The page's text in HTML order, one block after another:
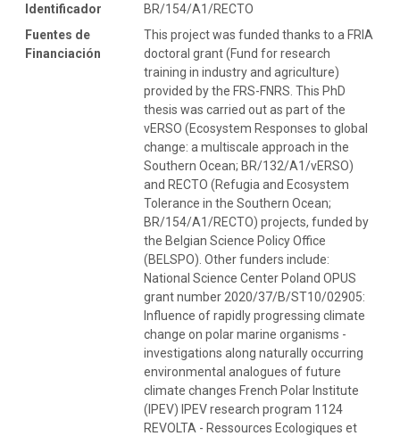
Identificador
BR/154/A1/RECTO
Fuentes de
Financiación
This project was funded thanks to a FRIA
doctoral grant (Fund for research
training in industry and agriculture)
provided by the FRS-FNRS. This PhD
thesis was carried out as part of the
vERSO (Ecosystem Responses to global
change: a multiscale approach in the
Southern Ocean; BR/132/A1/vERSO)
and RECTO (Refugia and Ecosystem
Tolerance in the Southern Ocean;
BR/154/A1/RECTO) projects, funded by
the Belgian Science Policy Office
(BELSPO). Other funders include:
National Science Center Poland OPUS
grant number 2020/37/B/ST10/02905:
Influence of rapidly progressing climate
change on polar marine organisms -
investigations along naturally occurring
environmental analogues of future
climate changes French Polar Institute
(IPEV) IPEV research program 1124
REVOLTA - Ressources Ecologiques et